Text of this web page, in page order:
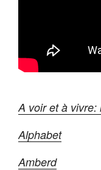
A voir et à vivre:
Alphabet
Amberd